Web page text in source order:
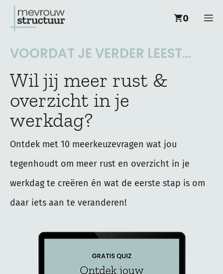
naar
0
VOORDAT JE VERDER LEEST...
Wil jij meer rust &
overzicht in je
werkdag?
Ontdek met 10 meerkeuzevragen wat jou
tegenhoudt om meer rust en overzicht in je
werkdag te creëren én wat de eerste stap is om
daar iets aan te veranderen!